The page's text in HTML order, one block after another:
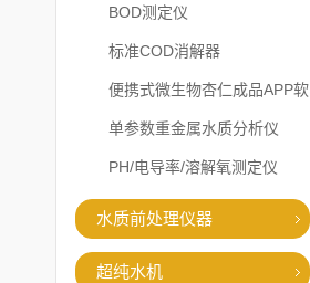
BOD测定仪
标准COD消解器
便携式微生物杏仁成品APP软
件直播大全
单参数重金属水质分析仪
PH/电导率/溶解氧测定仪
水质前处理仪器
超纯水机